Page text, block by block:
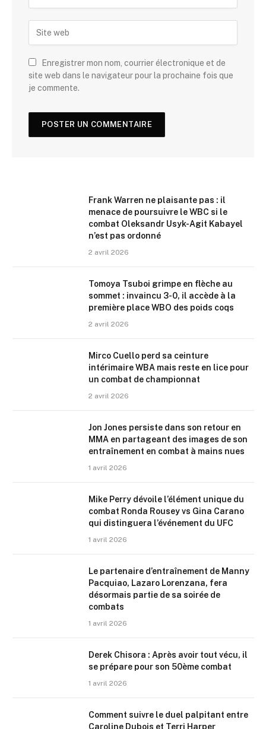
Enregistrer mon nom, courrier électronique et de
site web dans le navigateur pour la prochaine fois que
je commente.
Frank Warren ne plaisante pas : il
menace de poursuivre le WBC si le
combat Oleksandr Usyk-Agit Kabayel
n’est pas ordonné
2 avril 2026
Tomoya Tsuboi grimpe en flèche au
sommet : invaincu 3-0, il accède à la
première place WBO des poids coqs
2 avril 2026
Mirco Cuello perd sa ceinture
intérimaire WBA mais reste en lice pour
un combat de championnat
2 avril 2026
Jon Jones persiste dans son retour en
MMA en partageant des images de son
entraînement en combat à mains nues
1 avril 2026
Mike Perry dévoile l’élément unique du
combat Ronda Rousey vs Gina Carano
qui distinguera l’événement du UFC
1 avril 2026
Le partenaire d’entraînement de Manny
Pacquiao, Lazaro Lorenzana, fera
désormais partie de sa soirée de
combats
1 avril 2026
Derek Chisora : Après avoir tout vécu, il
se prépare pour son 50ème combat
1 avril 2026
Comment suivre le duel palpitant entre
Caroline Dubois et Terri Harper